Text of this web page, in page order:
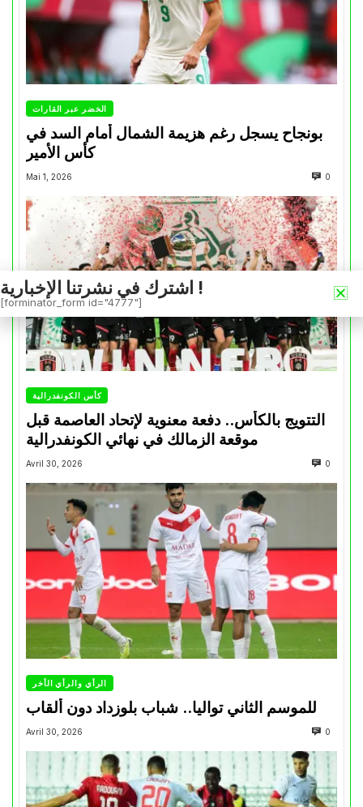
الخضر عبر القارات
بونجاح يسجل رغم هزيمة الشمال أمام السد في
كأس الأمير
Mai 1, 2026 0
كأس الكونفدرالية
التتويج بالكأس.. دفعة معنوية لإتحاد العاصمة قبل
موقعة الزمالك في نهائي الكونفدرالية
Avril 30, 2026 0
الرأي والرأي الأخر
للموسم الثاني تواليا.. شباب بلوزداد دون ألقاب
Avril 30, 2026 0
اشترك في نشرتنا الإخبارية !
[forminator_form id="4777"]